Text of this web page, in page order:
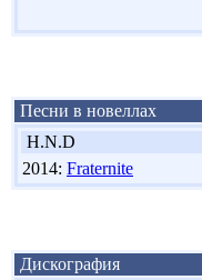
Песни в новеллах
H.N.D
2014: Fraternite
Дискография